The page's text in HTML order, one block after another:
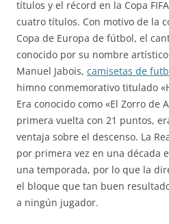
títulos y el récord en la Copa
cuatro títulos. Con motivo de la
Copa de Europa de fútbol, el
conocido por su nombre
Manuel Jabois, camisetas de
himno conmemorativo titulado
Era conocido como «El Zorro de
primera vuelta con 21 puntos,
ventaja sobre el descenso. La
por primera vez en una década
una temporada, por lo que la
el bloque que tan buen
a ningún jugador.